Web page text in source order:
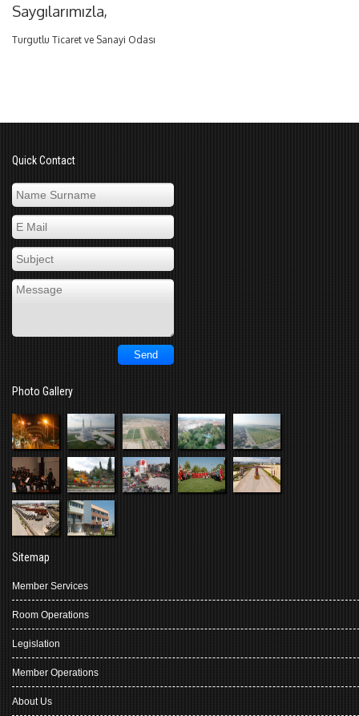
Saygılarımızla,
Turgutlu Ticaret ve Sanayi Odası
Quick Contact
Photo Gallery
Sitemap
Member Services
Room Operations
Legislation
Member Operations
About Us